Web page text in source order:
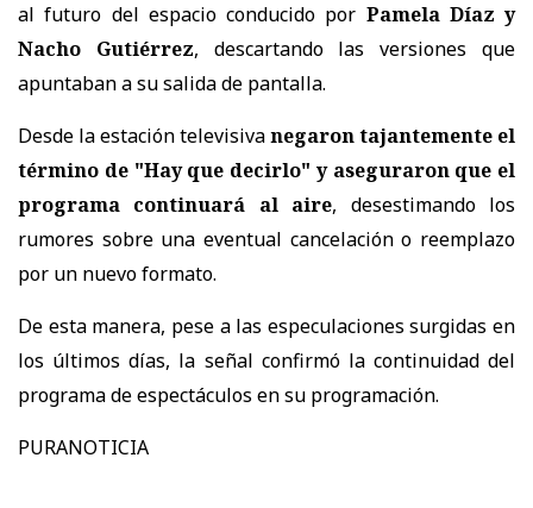
al futuro del espacio conducido por Pamela Díaz y
Nacho Gutiérrez, descartando las versiones que
apuntaban a su salida de pantalla.
Desde la estación televisivanegaron tajantemente el
término de "Hay que decirlo" y aseguraron que el
programa continuará al aire, desestimando los
rumores sobre una eventual cancelación o reemplazo
por un nuevo formato.
De esta manera, pese a las especulaciones surgidas en
los últimos días, la señal confirmó la continuidad del
programa de espectáculos en su programación.
PURANOTICIA